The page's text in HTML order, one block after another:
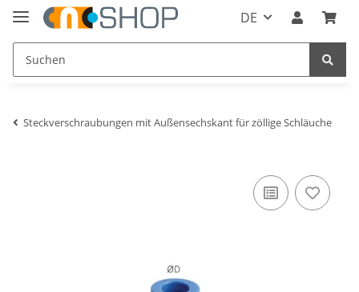
DE
Steckverschraubungen mit Außensechskant für zöllige Schläuche